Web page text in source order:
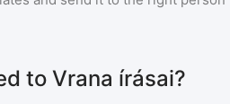
to Vrana írásai?